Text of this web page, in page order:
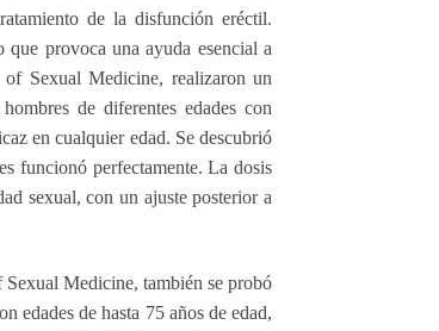
de la disfunción eréctil.
provoca una ayuda esencial a
Sexual Medicine, realizaron un
de diferentes edades con
en cualquier edad. Se descubrió
funcionó perfectamente. La dosis
sexual, con un ajuste posterior a
Sexual Medicine, también se probó
edades de hasta 75 años de edad,